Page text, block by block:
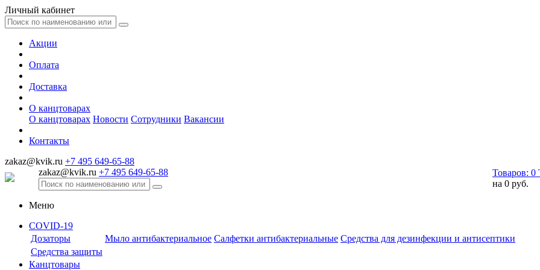
Личный кабинет
Акции
Оплата
Доставка
О канцтоварах
О канцтоварах Новости Сотрудники Вакансии
Контакты
zakaz@kvik.ru +7 495 649-65-88
zakaz@kvik.ru +7 495 649-65-88 Товаров: 0
на 0 руб.
Меню
COVID-19
Дозаторы
Мыло антибактериальное Салфетки антибактериальные Средства для дезинфекции и антисептики
Средства защиты
Канцтовары